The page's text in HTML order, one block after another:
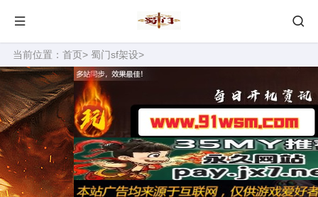
当前位置： 首页> 蜀门sf架设>